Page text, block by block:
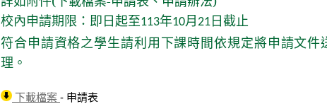
校內申請期限：即日起至113年10月21日截止
符合申請資格之學生請利用下課時間依規定將申請文件
理。
下載檔案 - 申請表